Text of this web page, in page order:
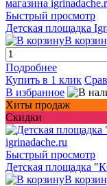
Быстрый просмотр
Детская площадка
В
Подробнее
Купить в 1 клик
В избранное
Хиты продаж
Скидки
Быстрый просмотр
Детская площадка
В